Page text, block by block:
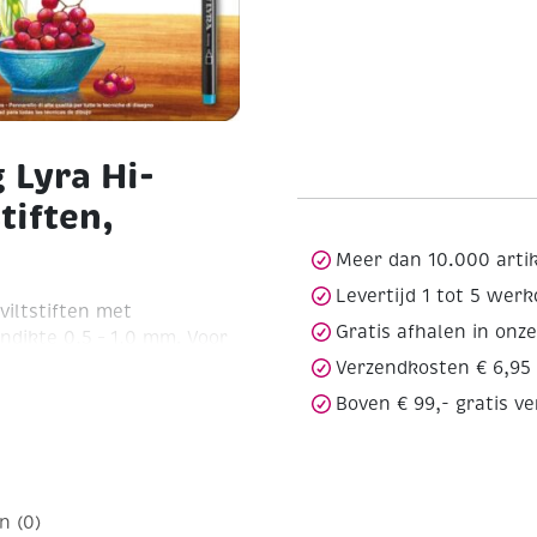
Hi-
viltstiften met
0,5 – 1,0 mm. Voor
De ideale viltstift voor
Meer dan 10.000
Levertijd 1 tot 5
Gratis afhalen in
Verzendkosten € 6,95
Boven € 99,- gratis
(0)